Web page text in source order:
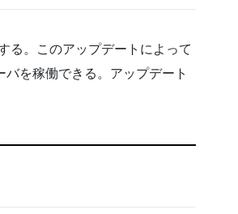
る。このアップデートによって
を稼働できる。アップデート